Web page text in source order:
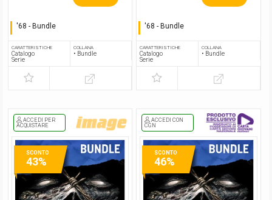
'68 - Bundle
CARATTERISTICHE
Catalogo
Serie
COLLANA
• Bundle
'68 - Bundle
CARATTERISTICHE
Catalogo
Serie
COLLANA
• Bundle
ACCEDI PER
ACQUISTARE
SCONTO
43%
ACCEDI CON
CGN
SCONTO
46%